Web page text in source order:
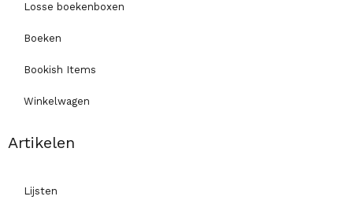
Losse boekenboxen
Boeken
Bookish Items
Winkelwagen
Artikelen
Lijsten